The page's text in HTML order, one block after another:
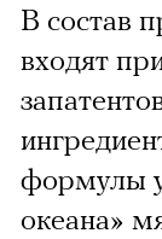
В состав
входят
формулы
океана»